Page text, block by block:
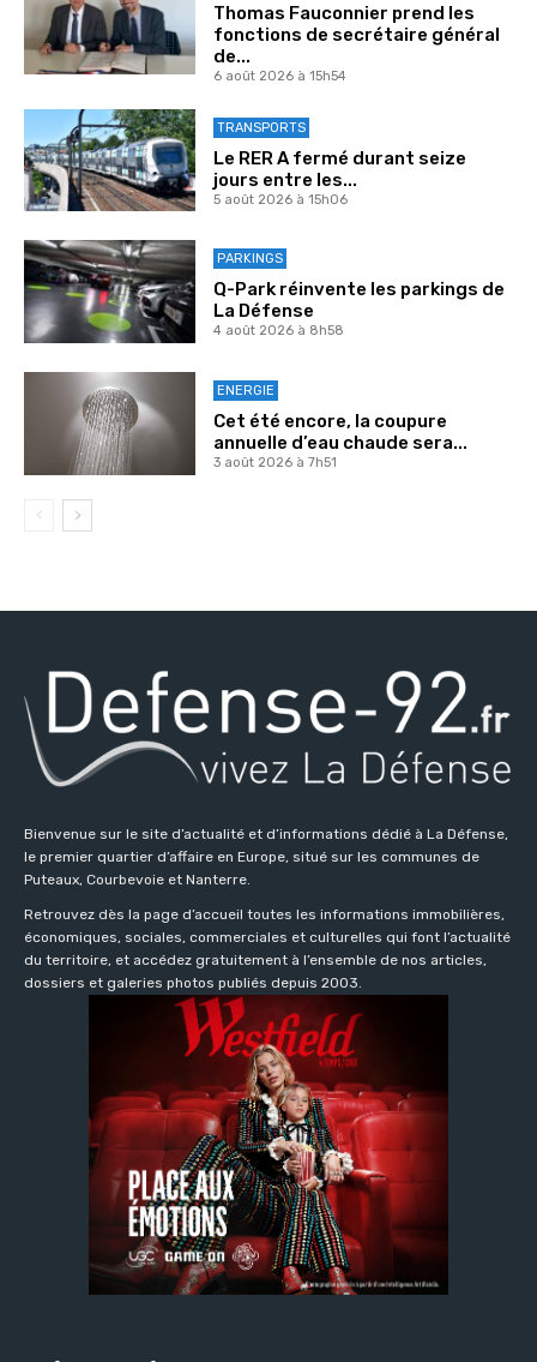
Thomas Fauconnier prend les
fonctions de secrétaire général
de...
6 août 2026 à 15h54
TRANSPORTS
Le RER A fermé durant seize
jours entre les...
5 août 2026 à 15h06
PARKINGS
Q-Park réinvente les parkings de
La Défense
4 août 2026 à 8h58
ENERGIE
Cet été encore, la coupure
annuelle d’eau chaude sera...
3 août 2026 à 7h51
Bienvenue sur le site d’actualité et d’informations dédié à La Défense,
le premier quartier d’affaire en Europe, situé sur les communes de
Puteaux, Courbevoie et Nanterre.
Retrouvez dès la page d’accueil toutes les informations immobilières,
économiques, sociales, commerciales et culturelles qui font l’actualité
du territoire, et accédez gratuitement à l’ensemble de nos articles,
dossiers et galeries photos publiés depuis 2003.